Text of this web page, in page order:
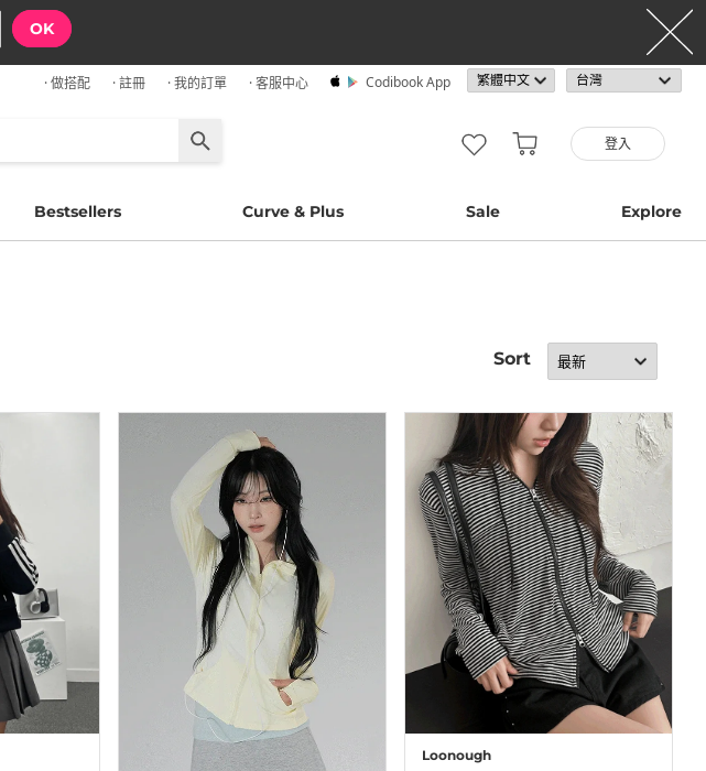
OK
· 做搭配 · 註冊 · 我的訂單 · 客服中心 Codibook App
登入
Bestsellers Curve & Plus Sale Explore
Sort
Loonough